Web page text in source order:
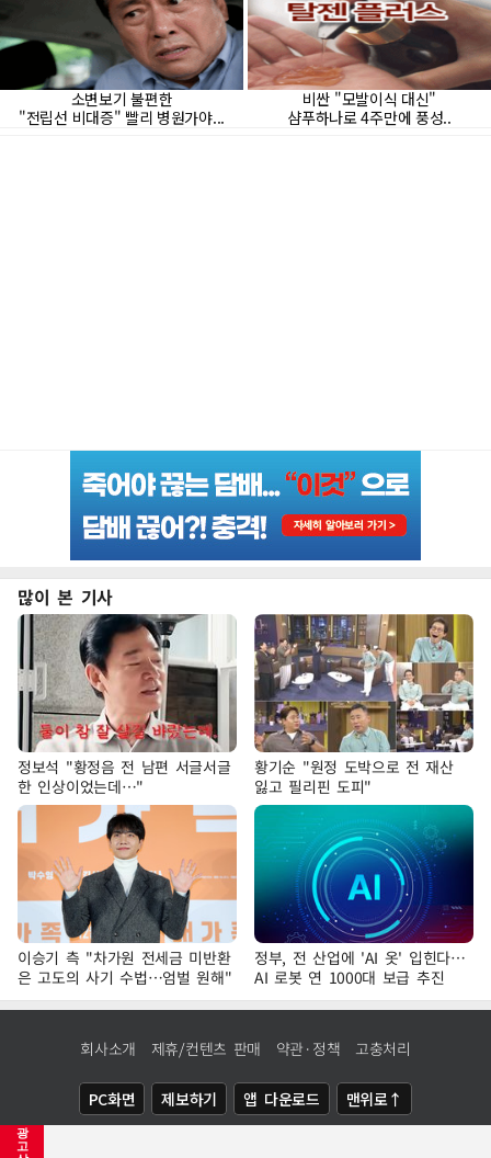
광
고
많이 본 기사
정보석 "황정음 전 남편 서글서글
한 인상이었는데…"
황기순 "원정 도박으로 전 재산
잃고 필리핀 도피"
이승기 측 "차가원 전세금 미반환
은 고도의 사기 수법…엄벌 원해"
정부, 전 산업에 'AI 옷' 입힌다…
AI 로봇 연 1000대 보급 추진
회사소개 제휴/컨텐츠 판매 약관·정책 고충처리
PC화면 제보하기 앱 다운로드 맨위로↑